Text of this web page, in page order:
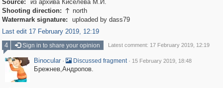
Source:
из архива Киселева М.И.
Shooting direction:  north
Watermark signature:
uploaded by dass79
Last edit 17 February 2019, 12:19
4
Sign in to share your opinion Latest comment: 17 February 2019, 12:19
Binocular · Discussed fragment · 15 February 2019, 18:48
Брежнев,Андропов.